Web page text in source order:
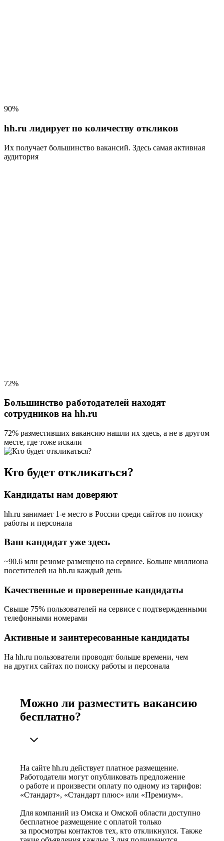
90%
hh.ru лидирует по количеству откликов
Их получает большинство вакансий. Здесь самая активная
аудитория
72%
Большинство работодателей находят
сотрудников на hh.ru
72% разместивших вакансию нашли их здесь, а не в другом
месте, где тоже искали
Кто будет откликаться?
Кандидаты нам доверяют
hh.ru занимает 1-е место в России среди сайтов по поиску
работы и персонала
Ваш кандидат уже здесь
~90.6 млн резюме размещено на сервисе. Больше миллиона
посетителей на hh.ru каждый день
Качественные и проверенные кандидаты
Свыше 75% пользователей на сервисе с подтвержденными
телефонными номерами
Активные и заинтересованные кандидаты
На hh.ru пользователи проводят больше времени, чем
на других сайтах по поиску работы и персонала
Можно ли разместить вакансию
бесплатно?
На сайте hh.ru действует платное размещение.
Работодатели могут опубликовать предложение
о работе и произвести оплату по одному из тарифов:
«Стандарт», «Стандарт плюс» или «Премиум».
Для компаний из Омска и Омской области доступно
бесплатное размещение с оплатой только
за просмотры контактов тех, кто откликнулся. Также